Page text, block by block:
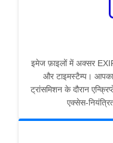
इमेज फ़ाइलों में अक्सर
और टाइमस्टैम्प।
ट्रांसमिशन के दौरान
एक्सेस-